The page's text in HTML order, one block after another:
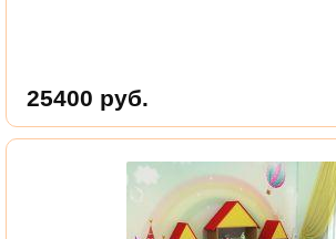
25400 руб.